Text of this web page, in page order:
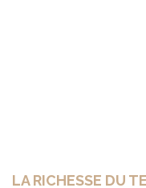
LA RICHESSE DU